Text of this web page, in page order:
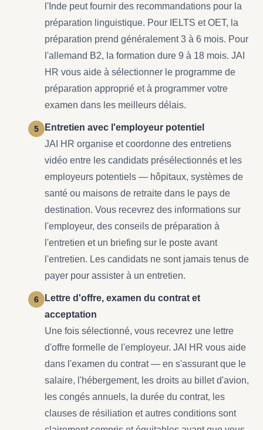
l'Inde peut fournir des recommandations pour la
préparation linguistique. Pour IELTS et OET, la
préparation prend généralement 3 à 6 mois. Pour
l'allemand B2, la formation dure 9 à 18 mois. JAI
HR vous aide à sélectionner le programme de
préparation approprié et à programmer votre
examen dans les meilleurs délais.
Entretien avec l'employeur potentiel
JAI HR organise et coordonne des entretiens
vidéo entre les candidats présélectionnés et les
employeurs potentiels — hôpitaux, systèmes de
santé ou maisons de retraite dans le pays de
destination. Vous recevrez des informations sur
l'employeur, des conseils de préparation à
l'entretien et un briefing sur le poste avant
l'entretien. Les candidats ne sont jamais tenus de
payer pour assister à un entretien.
Lettre d'offre, examen du contrat et
acceptation
Une fois sélectionné, vous recevrez une lettre
d'offre formelle de l'employeur. JAI HR vous aide
dans l'examen du contrat — en s'assurant que le
salaire, l'hébergement, les droits au billet d'avion,
les congés annuels, la durée du contrat, les
clauses de résiliation et autres conditions sont